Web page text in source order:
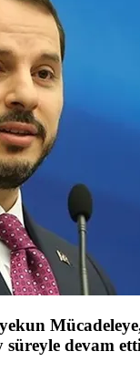
Mücadeleye,
devam